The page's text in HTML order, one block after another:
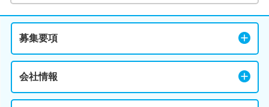
募集要項
会社情報